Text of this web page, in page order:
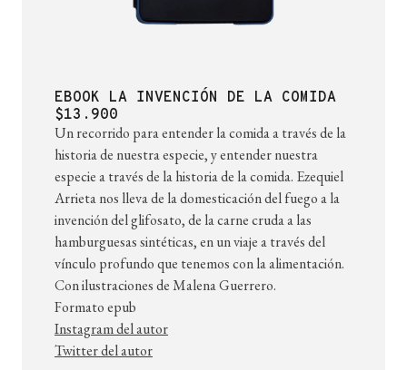
EBOOK LA INVENCIÓN DE LA COMIDA
$13.900
Un recorrido para entender la comida a través de la
historia de nuestra especie, y entender nuestra
especie a través de la historia de la comida. Ezequiel
Arrieta nos lleva de la domesticación del fuego a la
invención del glifosato, de la carne cruda a las
hamburguesas sintéticas, en un viaje a través del
vínculo profundo que tenemos con la alimentación.
Con ilustraciones de Malena Guerrero.
Formato epub
Instagram del autor
Twitter del autor